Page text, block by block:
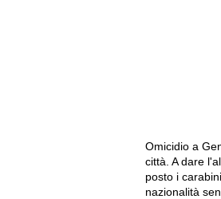
Omicidio a
città. A dare
posto i
nazionalità